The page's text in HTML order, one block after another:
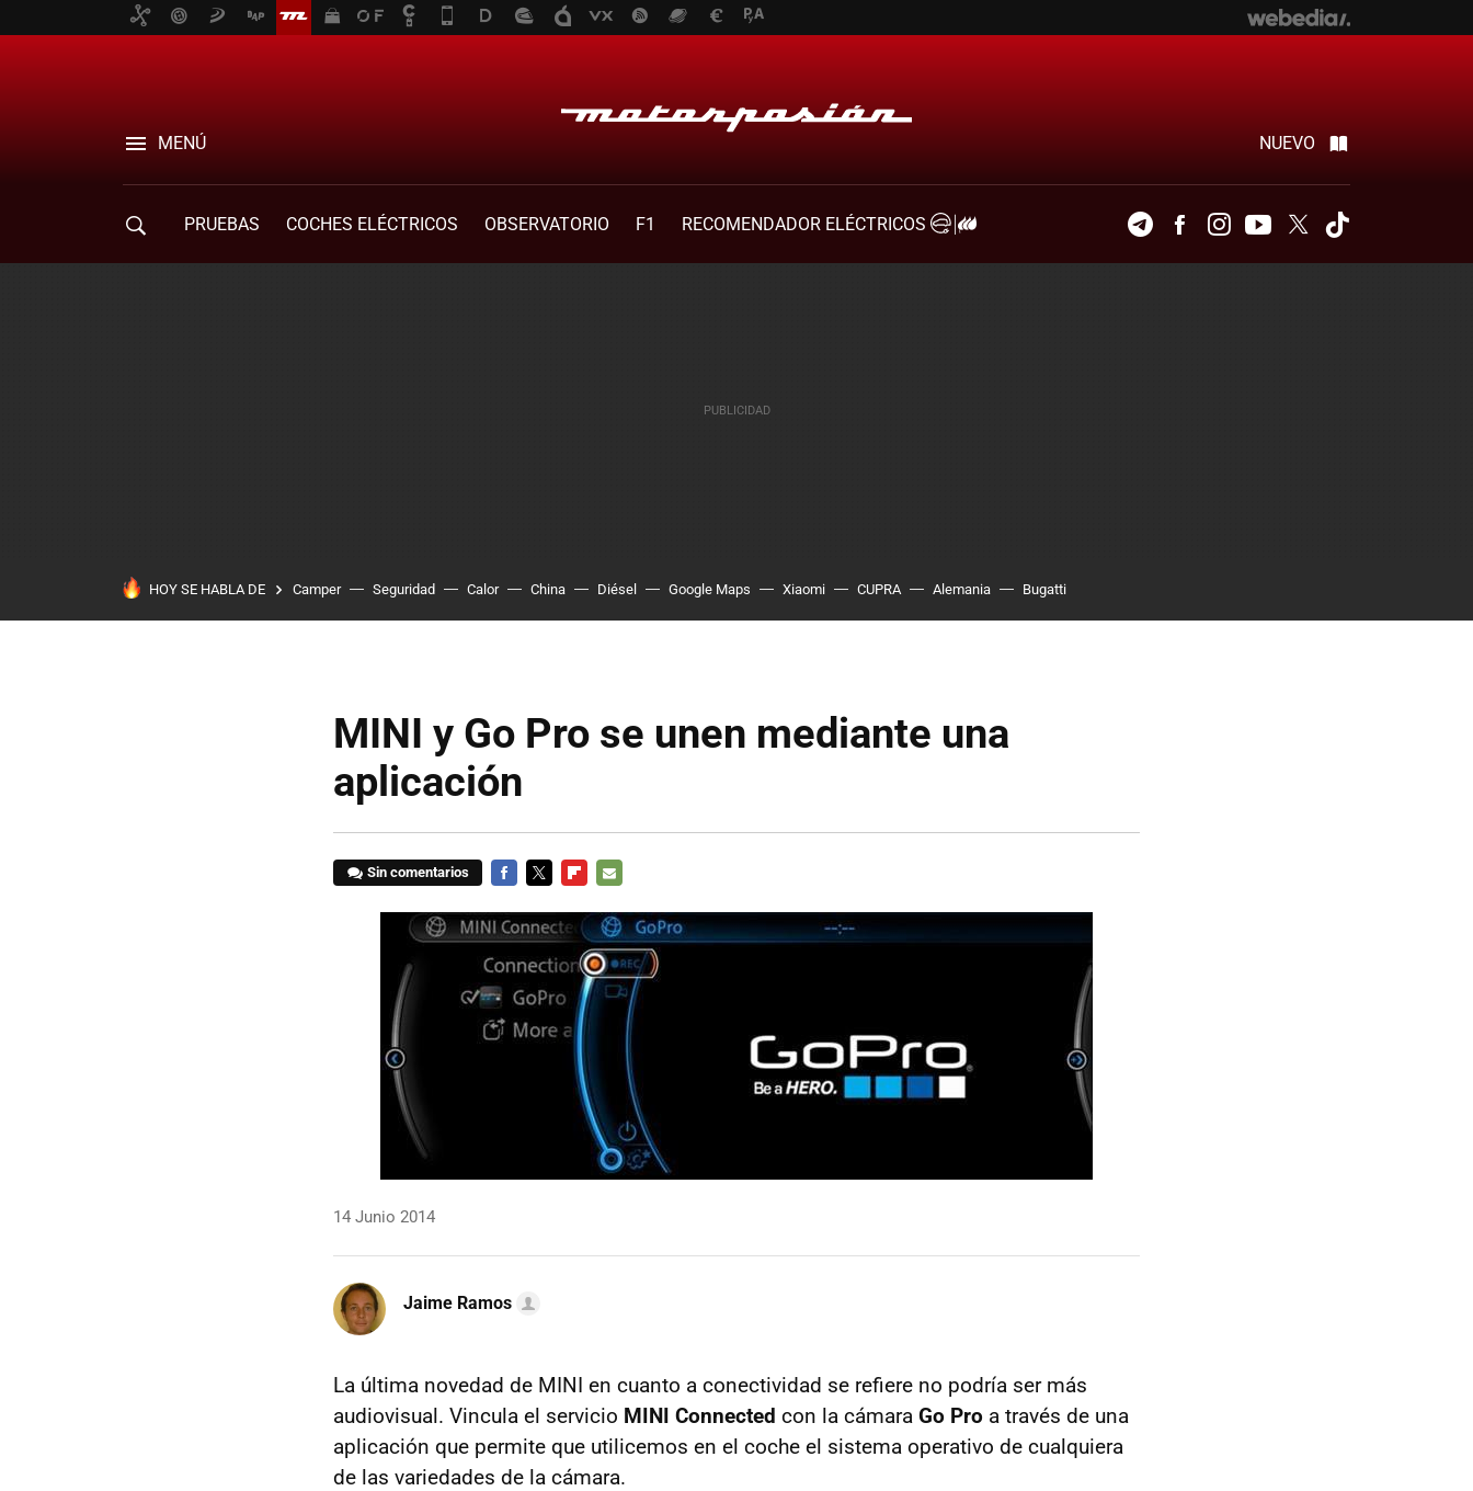
MENÚ NUEVO
PRUEBAS COCHES ELÉCTRICOS OBSERVATORIO F1
RECOMENDADOR ELÉCTRICOS
TelegramFacebookInstagramYoutubeTwitter
HOY SE HABLA DE Camper Seguridad Calor China Diésel Google Maps Xiaomi CUPRA Alemania Bugatti
MINI y Go Pro se unen mediante una
aplicación
Sin comentarios
MAIL
14 Junio 2014
Jaime Ramos
La última novedad de MINI en cuanto a conectividad se refiere no podría ser más
audiovisual. Vincula el servicio MINI Connected con la cámara Go Pro a través de una
aplicación que permite que utilicemos en el coche el sistema operativo de cualquiera
de las variedades de la cámara.